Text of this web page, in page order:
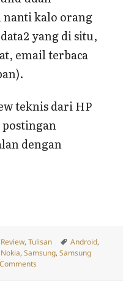
nanti kalo orang
yang di situ,
email terbaca
teknis dari HP
dengan
HP Android (bagian
Categories
Review,Tulisan Tags
Android,
Nokia,Samsung,Samsung
on Review HP Android